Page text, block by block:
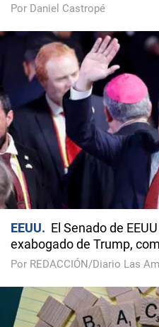
Por Daniel Castropé
EEUU
El Senado de
exabogado de Trump,
Por REDACCIÓN/Diario Las